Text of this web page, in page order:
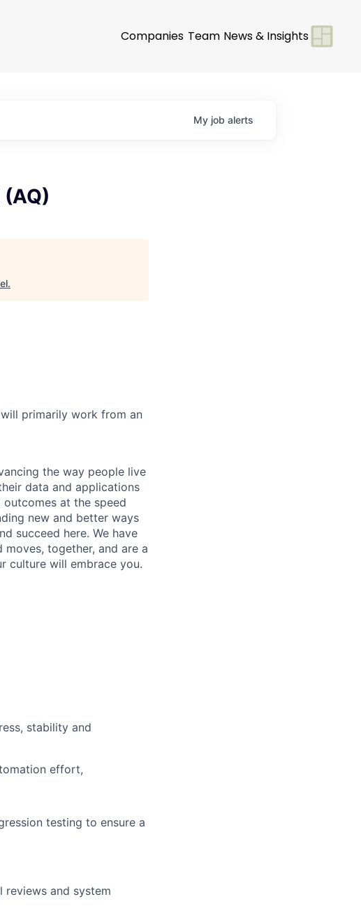
Companies Team News & Insights
My job alerts
.
will primarily work from an
the way people live
data and applications
at the speed
new and better ways
succeed here. We have
together, and are a
culture will embrace you.
stability and
effort,
testing to ensure a
reviews and system